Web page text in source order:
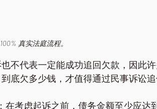
100% 真实法庭流程。
不代表一定能成功追回欠款，因此
底欠多少钱，才值得通过民事诉讼
在考虑起诉之前，债务金额至少应达